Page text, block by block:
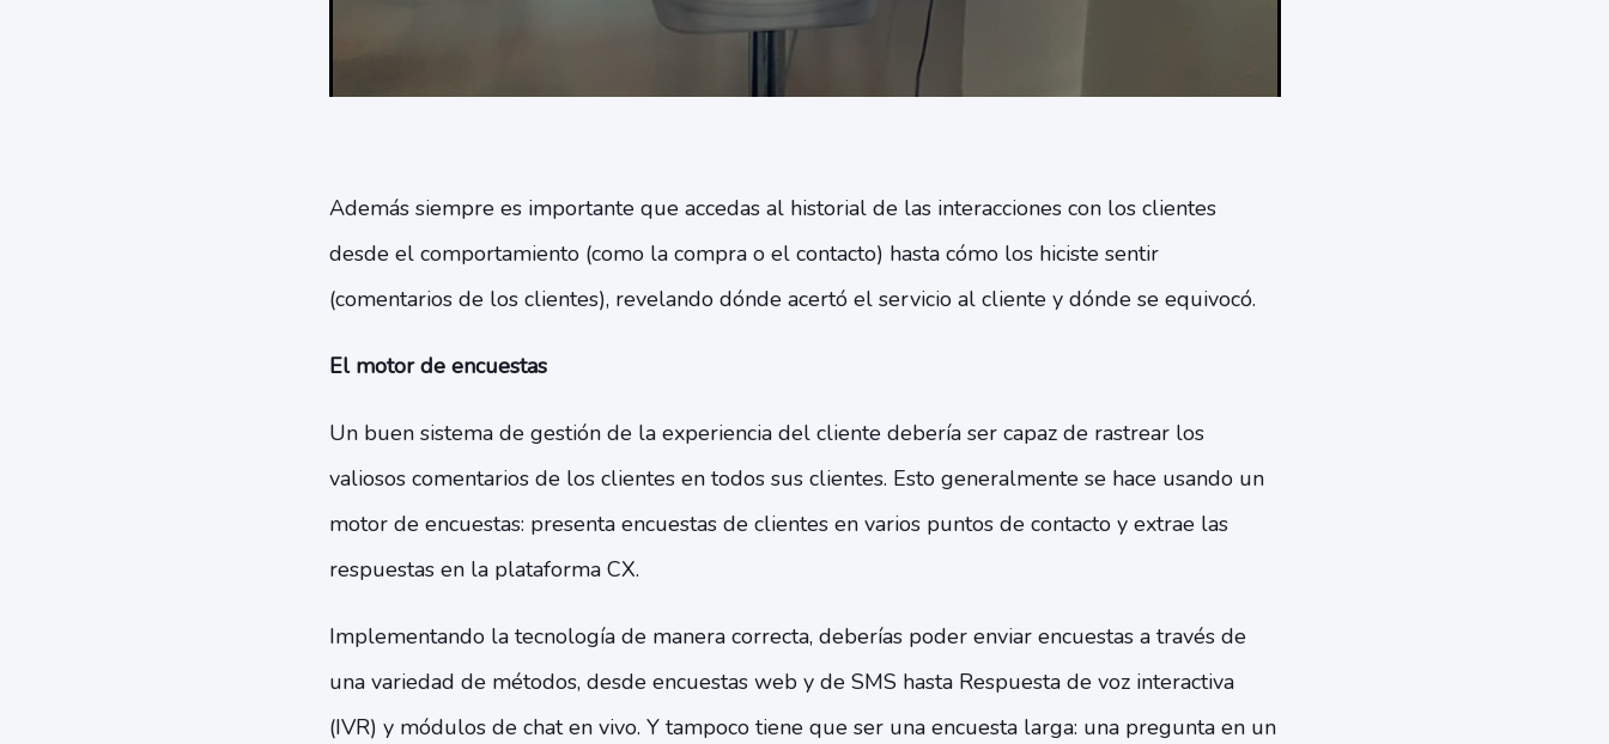
Además siempre es importante que accedas al historial de las interacciones con los clientes
desde el comportamiento (como la compra o el contacto) hasta cómo los hiciste sentir
(comentarios de los clientes), revelando dónde acertó el servicio al cliente y dónde se equivocó.
El motor de encuestas
Un buen sistema de gestión de la experiencia del cliente debería ser capaz de rastrear los
valiosos comentarios de los clientes en todos sus clientes. Esto generalmente se hace usando un
motor de encuestas: presenta encuestas de clientes en varios puntos de contacto y extrae las
respuestas en la plataforma CX.
Implementando la tecnología de manera correcta, deberías poder enviar encuestas a través de
una variedad de métodos, desde encuestas web y de SMS hasta Respuesta de voz interactiva
(IVR) y módulos de chat en vivo. Y tampoco tiene que ser una encuesta larga: una pregunta en un